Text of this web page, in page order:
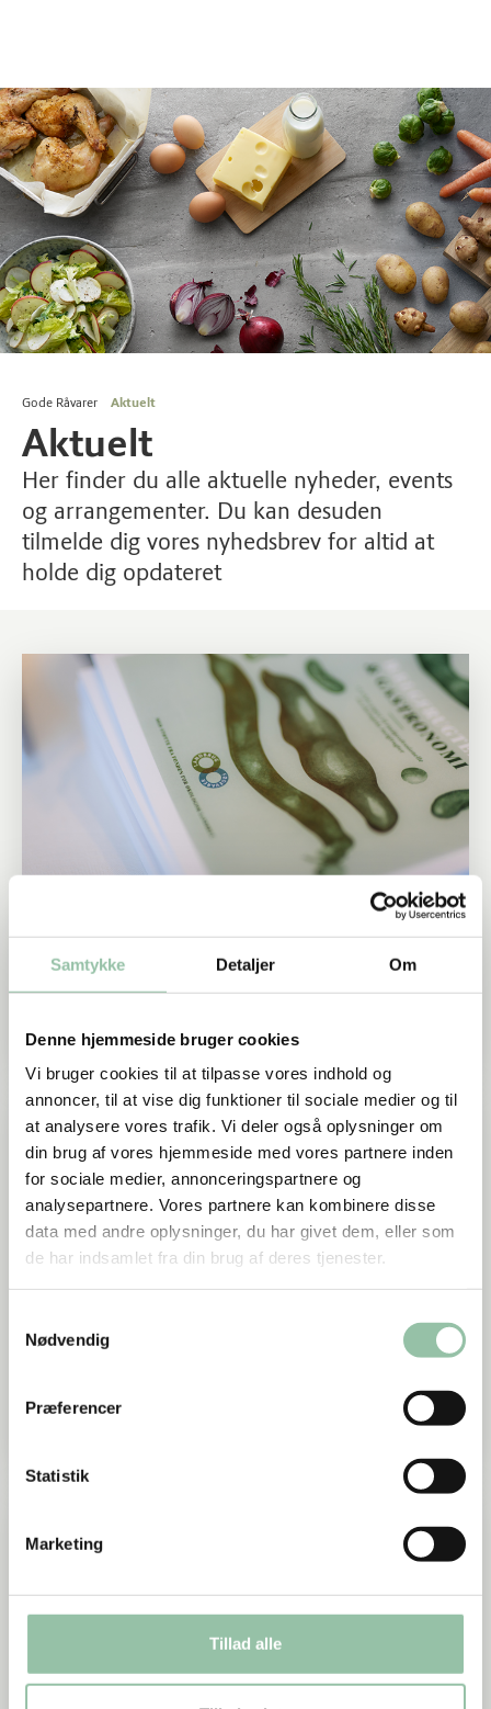
Samtykke Detaljer Om
Denne hjemmeside bruger cookies
Vi bruger cookies til at tilpasse vores indhold og
annoncer, til at vise dig funktioner til sociale medier og til
at analysere vores trafik. Vi deler også oplysninger om
din brug af vores hjemmeside med vores partnere inden
for sociale medier, annonceringspartnere og
analysepartnere. Vores partnere kan kombinere disse
data med andre oplysninger, du har givet dem, eller som
de har indsamlet fra din brug af deres tjenester.
Nødvendig
Præferencer
Statistik
Marketing
Tillad alle
Gode Råvarer Aktuelt
Aktuelt
Her finder du alle aktuelle nyheder, events
og arrangementer. Du kan desuden
tilmelde dig vores nyhedsbrev for altid at
holde dig opdateret
Nyheder
Hold dig orienteret om de seneste nyheder og
begivenheder i branchen. Vores nyhedsoverblik
Læs mere om Nyheder
Her finder du overblikket over vores
Læs mere om Priser & konkurrencer